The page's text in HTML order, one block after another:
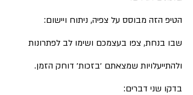
הטיפ הזה מבוסס על צפיה, ניתוח ויישום:
שבו בנחת, צפו בעצמכם ושימו לב לפתרונות
ולהתייעלויות שמצאתם ׳בזכות׳ דוחק הזמן.
בדקו שני דברים: